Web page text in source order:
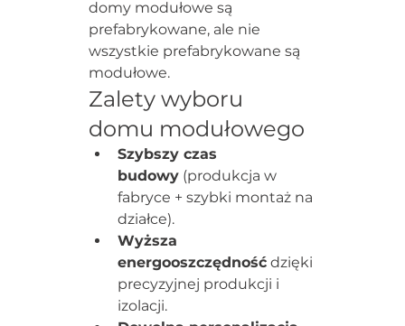
domy modułowe są
prefabrykowane, ale nie
wszystkie prefabrykowane są
modułowe.
Zalety wyboru
domu modułowego
Szybszy czas
budowy (produkcja w
fabryce + szybki montaż na
działce).
Wyższa
energooszczędność dzięki
precyzyjnej produkcji i
izolacji.